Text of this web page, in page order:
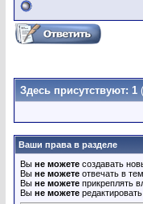
Здесь присутствуют: 1
Ваши права в разделе
Вы не можете создавать
Вы не можете отвечать в
Вы не можете прикреплять
Вы не можете